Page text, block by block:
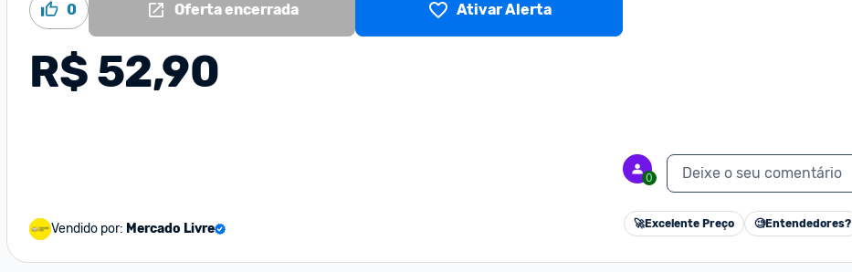
0 Oferta encerrada Ativar Alerta
R$ 52,90
Vendido por: Mercado Livre
0 Deixe o seu comentário
🚀Excelente Preço 🧐Entendedores?